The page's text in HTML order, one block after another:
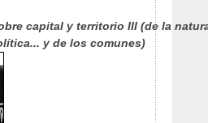
capital y territorio III (de la
y de los comunes)